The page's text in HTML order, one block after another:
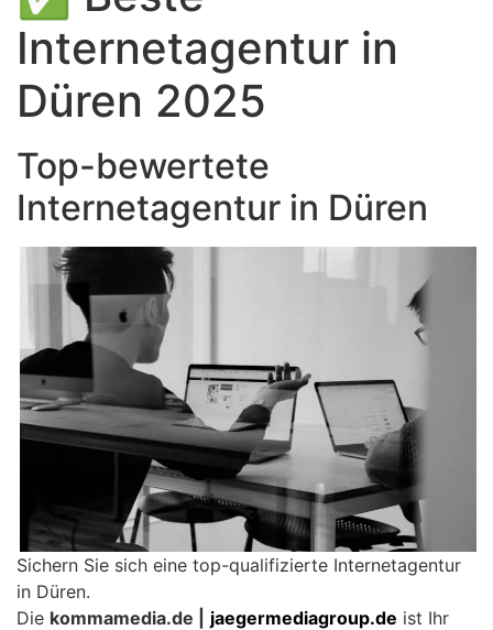
Internetagentur in
Düren 2025
Top-bewertete
Internetagentur in Düren
Sichern Sie sich eine top-qualifizierte Internetagentur
in Düren.
Die kommamedia.de | jaegermediagroup.de ist Ihr